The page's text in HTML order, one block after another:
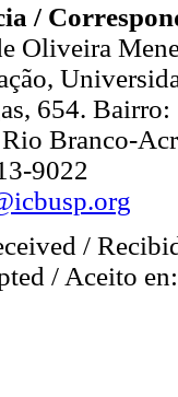
/
Oliveira
654. Bairro:
Branco-
9022
/
/ Aceito